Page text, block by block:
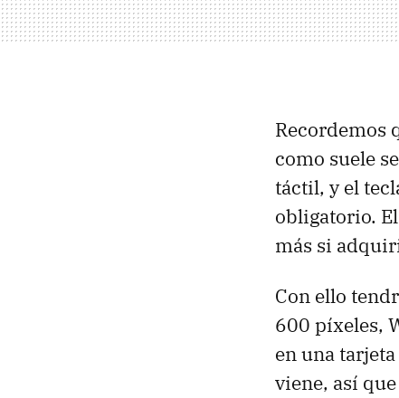
Recordemos
como suele
táctil, y el
obligatorio.
más si
Con ello
600 píxeles,
en una
viene, así